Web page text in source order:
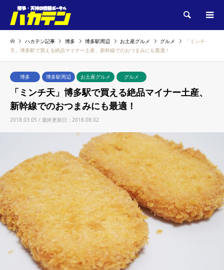
検索
ハカテン記事 博多 博多駅周辺 お土産グルメ グルメ
「ミンチ
天」博多駅で買える絶品マイナー土産、新幹線でのおつまみにも最適！
博多 博多駅周辺 お土産グルメ グルメ
「ミンチ天」博多駅で買える絶品マイナー土産、
新幹線でのおつまみにも最適！
2018.03.05 / 最終更新日：2018.08.02